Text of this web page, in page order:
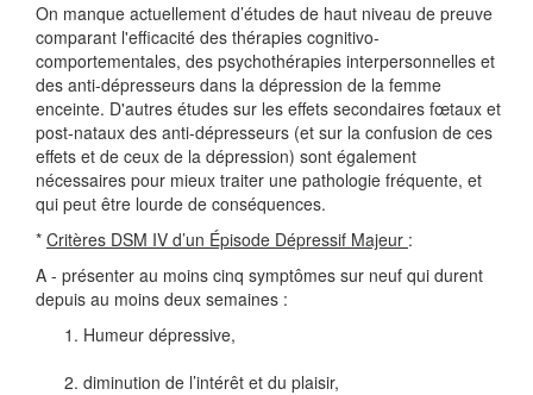
On manque actuellement d’études de haut niveau de preuve
comparant l'efficacité des thérapies cognitivo-
comportementales, des psychothérapies interpersonnelles et
des anti-dépresseurs dans la dépression de la femme
enceinte. D'autres études sur les effets secondaires fœtaux et
post-nataux des anti-dépresseurs (et sur la confusion de ces
effets et de ceux de la dépression) sont également
nécessaires pour mieux traiter une pathologie fréquente, et
qui peut être lourde de conséquences.
* Critères DSM IV d’un Épisode Dépressif Majeur :
A - présenter au moins cinq symptômes sur neuf qui durent
depuis au moins deux semaines :
Humeur dépressive,
diminution de l’intérêt et du plaisir,